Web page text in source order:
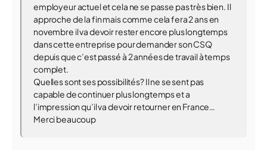
employeur actuel et cela ne se passe pas très bien. Il
approche de la fin mais comme cela fera 2 ans en
novembre il va devoir rester encore plus longtemps
dans cette entreprise pour demander son CSQ
depuis que c’est passé à 2 années de travail à temps
complet.
Quelles sont ses possibilités? Il ne se sent pas
capable de continuer plus longtemps et a
l’impression qu’il va devoir retourner en France…
Merci beaucoup